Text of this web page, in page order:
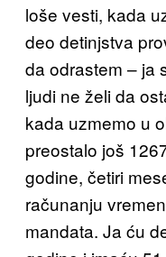
loše vesti, kada
deo detinjstva
da odrastem – ja
ljudi ne želi da
kada uzmemo u
preostalo još
godine, četiri
računanju
mandata. Ja ću